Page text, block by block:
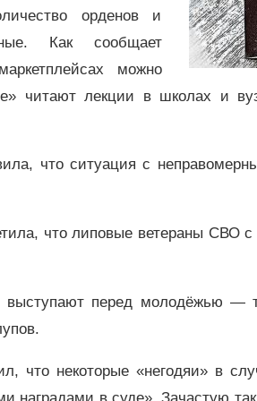
орденов и
Как сообщает
можно
читают лекции в школах и
что ситуация с
что липовые ветераны СВО
перед молодёжью —
что некоторые «негодяи» в